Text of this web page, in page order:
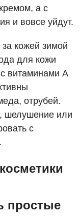
а с
и вовсе уйдут.
кожей зимой
для кожи
витаминами А
отрубей.
шелушение или
с
простые